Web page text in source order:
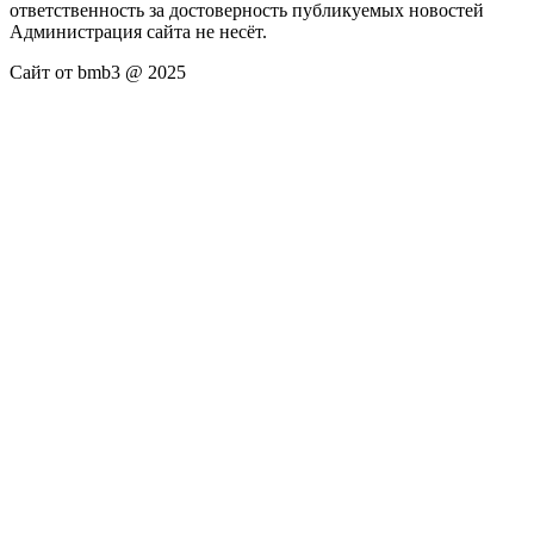
ответственность за достоверность публикуемых новостей
Администрация сайта не несёт.
Сайт от bmb3 @ 2025